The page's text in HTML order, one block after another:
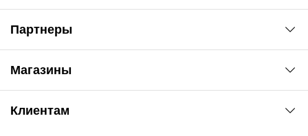
Магазины
ул. Рабочая, 2-а
Клиентам
Партнеры